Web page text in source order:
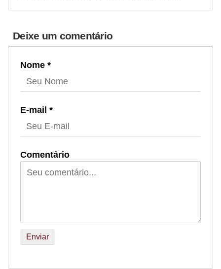
Deixe um comentário
Nome *
E-mail *
Comentário